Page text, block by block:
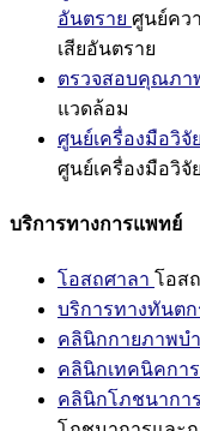
อันตราย ศูนย์คว
เสียอันตราย
ตรวจสอบคุณภา
แวดล้อม
ศูนย์เครื่องมือวิจั
ศูนย์เครื่องมือวิจั
บริการทางการแพทย์
โอสถศาลา โอส
บริการทางทันตก
คลินิกกายภาพบ
คลินิกเทคนิคกา
คลินิกโภชนากา